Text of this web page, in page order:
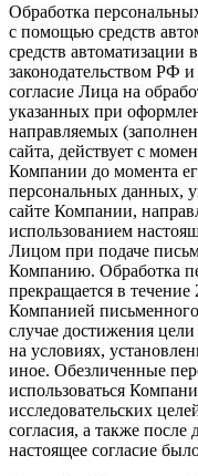
Обработка
с помощью средств
средств автоматизации
законодательством РФ
согласие Лица на
указанных при
направляемых
сайта, действует с
Компании до момента
персональных данных,
сайте Компании,
использованием
Лицом при подаче
Компанию. Обработка
прекращается в
Компанией
случае достижения
на условиях,
иное. Обезличенные
использоваться
исследовательских
согласия, а также
настоящее согласие